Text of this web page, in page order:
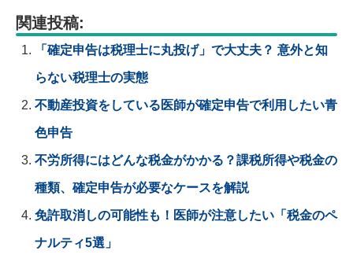
関連投稿:
「確定申告は税理士に丸投げ」で大丈夫？ 意外と知
らない税理士の実態
不動産投資をしている医師が確定申告で利用したい青
色申告
不労所得にはどんな税金がかかる？課税所得や税金の
種類、確定申告が必要なケースを解説
免許取消しの可能性も！医師が注意したい「税金のペ
ナルティ5選」